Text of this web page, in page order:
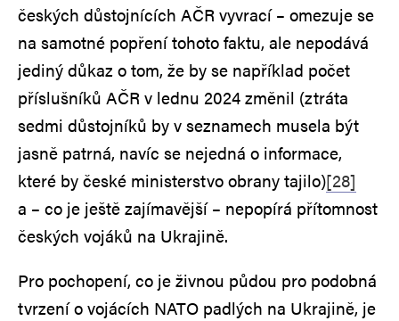
českých důstojnících AČR vyvrací – omezuje se
na samotné popření tohoto faktu, ale nepodává
jediný důkaz o tom, že by se například počet
příslušníků AČR v lednu 2024 změnil (ztráta
sedmi důstojníků by v seznamech musela být
jasně patrná, navíc se nejedná o informace,
které by české ministerstvo obrany tajilo)[28]
a – co je ještě zajímavější – nepopírá přítomnost
českých vojáků na Ukrajině.
Pro pochopení, co je živnou půdou pro podobná
tvrzení o vojácích NATO padlých na Ukrajině, je